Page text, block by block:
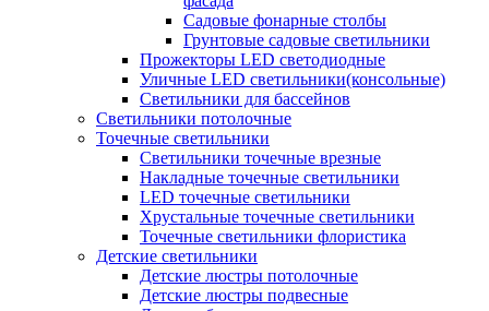
Садовые фонарные столбы
Грунтовые садовые светильники
Прожекторы LED светодиодные
Уличные LED светильники(консольные)
Светильники для бассейнов
Светильники потолочные
Точечные светильники
Светильники точечные врезные
Накладные точечные светильники
LED точечные светильники
Хрустальные точечные светильники
Точечные светильники флористика
Детские светильники
Детские люстры потолочные
Детские люстры подвесные